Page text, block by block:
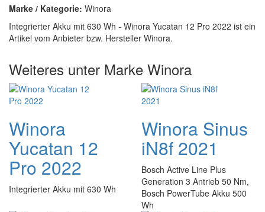
Marke / Kategorie: Winora
Integrierter Akku mit 630 Wh - Winora Yucatan 12 Pro 2022 ist ein
Artikel vom Anbieter bzw. Hersteller Winora.
Weiteres unter Marke Winora
Winora
Yucatan 12
Pro 2022
Integrierter Akku mit 630 Wh
Winora Sinus
iN8f 2021
Bosch Active Line Plus
Generation 3 Antrieb 50 Nm,
Bosch PowerTube Akku 500
Wh